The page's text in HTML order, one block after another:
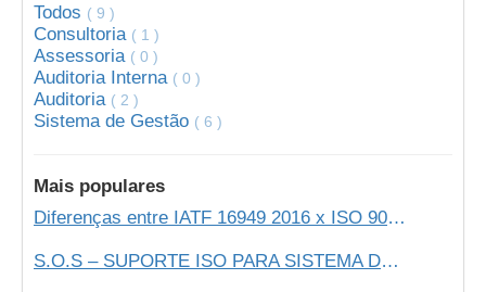
Todos ( 9 )
Consultoria ( 1 )
Assessoria ( 0 )
Auditoria Interna ( 0 )
Auditoria ( 2 )
Sistema de Gestão ( 6 )
Mais populares
Diferenças entre IATF 16949 2016 x ISO 9001 2015
S.O.S – SUPORTE ISO PARA SISTEMA DE GESTÃO